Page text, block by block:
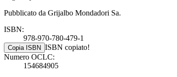
Pubblicato da Grijalbo Mondadori Sa.
ISBN:
978-970-780-479-1
Copia ISBN ISBN copiato!
Numero OCLC:
154684905